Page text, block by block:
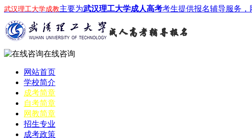
武汉理工大学成教主要为武汉理工大学成人高考考生提供报名辅导服务，
在线咨询
网站首页
学校简介
成考简章
自考简章
网教简章
招生专业
成考政策